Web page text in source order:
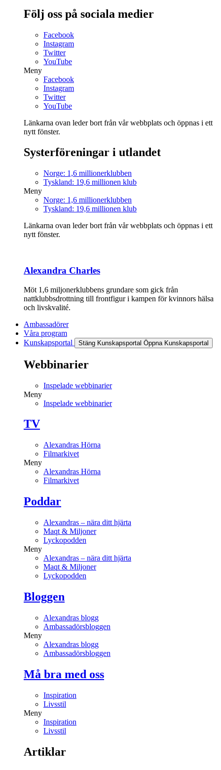
Följ oss på sociala medier
Facebook
Instagram
Twitter
YouTube
Meny
Facebook
Instagram
Twitter
YouTube
Länkarna ovan leder bort från vår webbplats och öppnas i ett
nytt fönster.
Systerföreningar i utlandet
Norge: 1,6 millionerklubben
Tyskland: 19,6 millionen klub
Meny
Norge: 1,6 millionerklubben
Tyskland: 19,6 millionen klub
Länkarna ovan leder bort från vår webbplats och öppnas i ett
nytt fönster.
Alexandra Charles
Möt 1,6 miljonerklubbens grundare som gick från
nattklubbsdrottning till frontfigur i kampen för kvinnors hälsa
och livskvalité.
Ambassadörer
Våra program
Kunskapsportal
Stäng Kunskapsportal Öppna Kunskapsportal
Webbinarier
Inspelade webbinarier
Meny
Inspelade webbinarier
TV
Alexandras Hörna
Filmarkivet
Meny
Alexandras Hörna
Filmarkivet
Poddar
Alexandras – nära ditt hjärta
Maqt & Miljoner
Lyckopodden
Meny
Alexandras – nära ditt hjärta
Maqt & Miljoner
Lyckopodden
Bloggen
Alexandras blogg
Ambassadörsbloggen
Meny
Alexandras blogg
Ambassadörsbloggen
Må bra med oss
Inspiration
Livsstil
Meny
Inspiration
Livsstil
Artiklar